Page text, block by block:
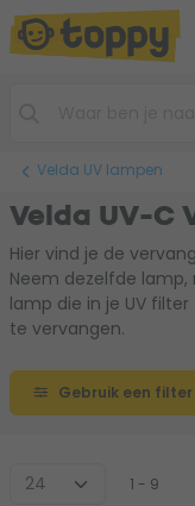
Velda UV lampen
Velda UV-C
Hier vind je de
Neem dezelfde
lamp die in je UV
te vervangen.
Gebruik een filter
1 - 9